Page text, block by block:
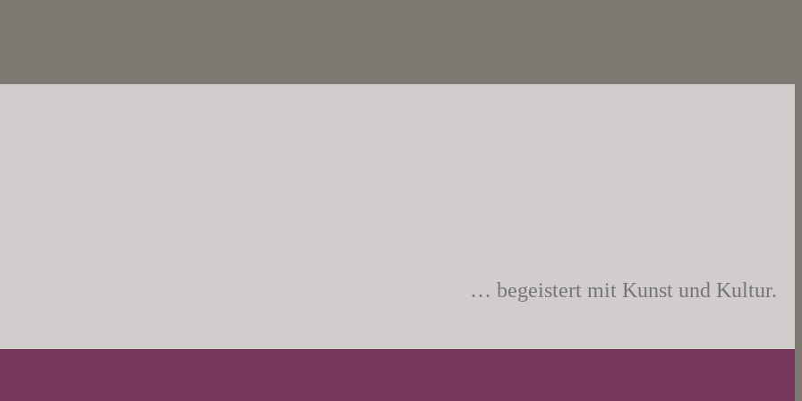
… begeistert mit Kunst und Kultur.